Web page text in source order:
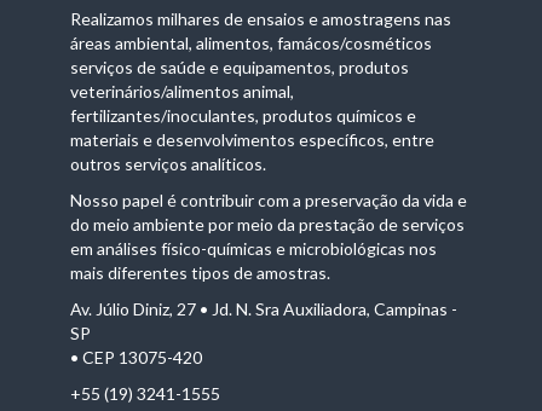
Realizamos milhares de ensaios e amostragens nas
áreas ambiental, alimentos, famácos/cosméticos
serviços de saúde e equipamentos, produtos
veterinários/alimentos animal,
fertilizantes/inoculantes, produtos químicos e
materiais e desenvolvimentos específicos, entre
outros serviços analíticos.
Nosso papel é contribuir com a preservação da vida e
do meio ambiente por meio da prestação de serviços
em análises físico-químicas e microbiológicas nos
mais diferentes tipos de amostras.
Av. Júlio Diniz, 27 • Jd. N. Sra Auxiliadora, Campinas -
SP
• CEP 13075-420
+55 (19) 3241-1555